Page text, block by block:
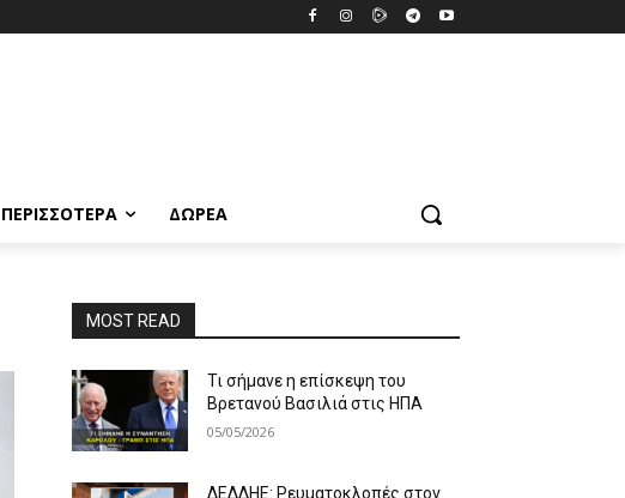
ΠΕΡΙΣΣΟΤΕΡΑ ΔΩΡΕΆ
MOST READ
Τι σήμανε η επίσκεψη του
Βρετανού Βασιλιά στις ΗΠΑ
05/05/2026
ΔΕΔΔΗΕ: Ρευματοκλοπές στον